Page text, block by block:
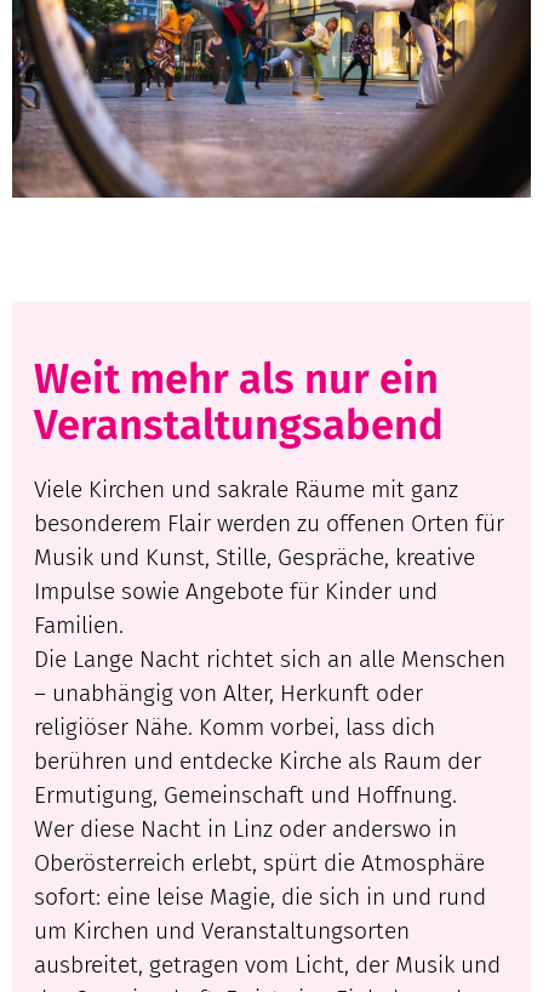
Weit mehr als nur ein
Veranstaltungsabend
Viele Kirchen und sakrale Räume mit ganz
besonderem Flair werden zu offenen Orten für
Musik und Kunst, Stille, Gespräche, kreative
Impulse sowie Angebote für Kinder und
Familien.
Die Lange Nacht richtet sich an alle Menschen
– unabhängig von Alter, Herkunft oder
religiöser Nähe. Komm vorbei, lass dich
berühren und entdecke Kirche als Raum der
Ermutigung, Gemeinschaft und Hoffnung.
Wer diese Nacht in Linz oder anderswo in
Oberösterreich erlebt, spürt die Atmosphäre
sofort: eine leise Magie, die sich in und rund
um Kirchen und Veranstaltungsorten
ausbreitet, getragen vom Licht, der Musik und